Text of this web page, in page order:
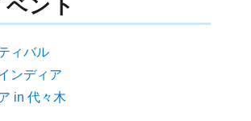
ント
ィバル
ンディア
in 代々木